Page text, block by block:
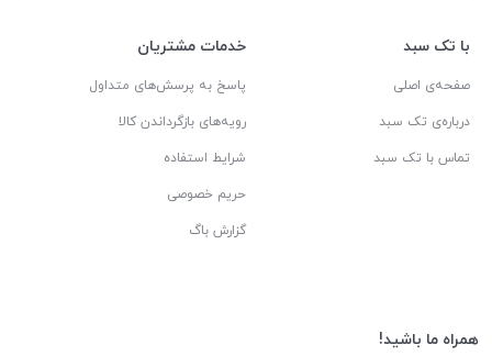
با تک سبد
صفحه‌ی اصلی
درباره‌ی تک سبد
تماس با تک سبد
خدمات مشتریان
پاسخ به پرسش‌های متداول
رویه‌های بازگرداندن کالا
شرایط استفاده
حریم خصوصی
گزارش باگ
همراه ما باشید!